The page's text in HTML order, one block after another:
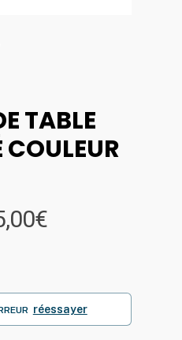
TABLE
€Plage
55,00€
à
réessayer